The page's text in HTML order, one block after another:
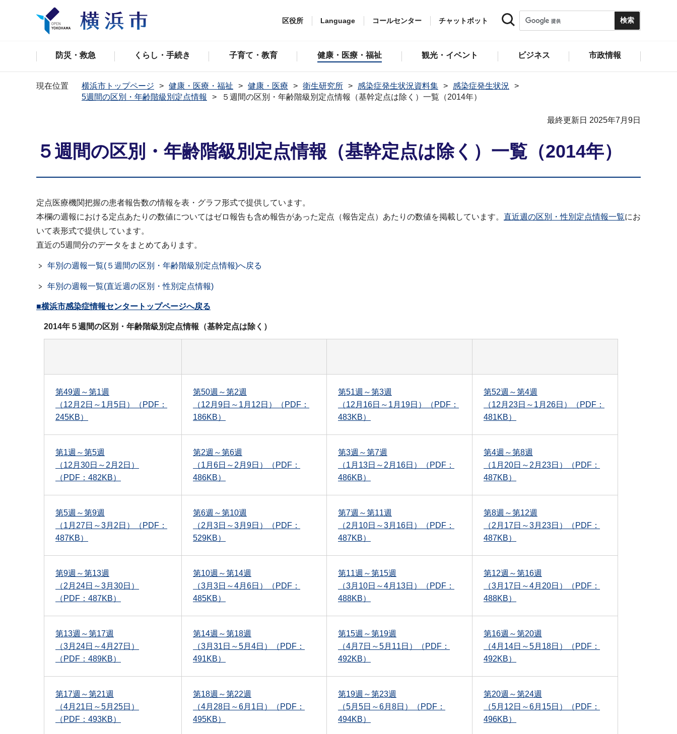
区役所 Language コールセンター チャットボット
防災・救急 くらし・手続き 子育て・教育 健康・医療・福祉 観光・イベント ビジネス 市政情報
現在位置 横浜市トップページ 健康・医療・福祉 健康・医療 衛生研究所 感染症発生状況資料集
感染症発生状況
5週間の区別・年齢階級別定点情報
５週間の区別・年齢階級別定点情報（基幹定点は除く）一覧（2014年）
最終更新日 2025年7月9日
５週間の区別・年齢階級別定点情報（基幹定点は除く）一覧（2014年）
定点医療機関把握の患者報告数の情報を表・グラフ形式で提供しています。
本欄の週報における定点あたりの数値についてはゼロ報告も含め報告があった定点（報告定点）あたりの数値を掲載しています。 直近週の区別・性別定点情報一覧にお
いて表形式で提供しています。
直近の5週間分のデータをまとめてあります。
年別の週報一覧(５週間の区別・年齢階級別定点情報)へ戻る
年別の週報一覧(直近週の区別・性別定点情報)
■横浜市感染症情報センタートップページへ戻る
2014年５週間の区別・年齢階級別定点情報（基幹定点は除く）
第49週～第1週
（12月2日～1月5日）（PDF：
245KB）
第50週～第2週
（12月9日～1月12日）（PDF：
186KB）
第51週～第3週
（12月16日～1月19日）（PDF：
483KB）
第52週～第4週
（12月23日～1月26日）（PDF：
481KB）
第1週～第5週
（12月30日～2月2日）
（PDF：482KB）
第2週～第6週
（1月6日～2月9日）（PDF：
486KB）
第3週～第7週
（1月13日～2月16日）（PDF：
486KB）
第4週～第8週
（1月20日～2月23日）（PDF：
487KB）
第5週～第9週
（1月27日～3月2日）（PDF：
487KB）
第6週～第10週
（2月3日～3月9日）（PDF：
529KB）
第7週～第11週
（2月10日～3月16日）（PDF：
487KB）
第8週～第12週
（2月17日～3月23日）（PDF：
487KB）
第9週～第13週
（2月24日～3月30日）
（PDF：487KB）
第10週～第14週
（3月3日～4月6日）（PDF：
485KB）
第11週～第15週
（3月10日～4月13日）（PDF：
488KB）
第12週～第16週
（3月17日～4月20日）（PDF：
488KB）
第13週～第17週
（3月24日～4月27日）
（PDF：489KB）
第14週～第18週
（3月31日～5月4日）（PDF：
491KB）
第15週～第19週
（4月7日～5月11日）（PDF：
492KB）
第16週～第20週
（4月14日～5月18日）（PDF：
492KB）
第17週～第21週
（4月21日～5月25日）
（PDF：493KB）
第18週～第22週
（4月28日～6月1日）（PDF：
495KB）
第19週～第23週
（5月5日～6月8日）（PDF：
494KB）
第20週～第24週
（5月12日～6月15日）（PDF：
496KB）